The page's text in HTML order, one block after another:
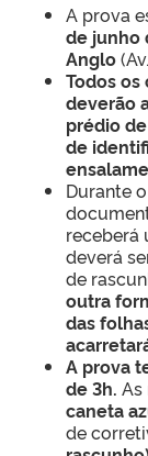
A prova
de junho
Anglo
Todos os
deverão
prédio
de
Durante
receberá
deverá
de
outra
das
A prova
de 3h. As
caneta
de